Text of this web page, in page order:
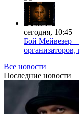
сегодня, 10:45
Бой Мейвезер –
организаторов,
Все новости
Последние новости